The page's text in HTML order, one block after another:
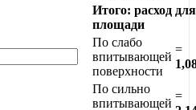
Итого: расход
площади
По слабо
впитывающей
поверхности
=
По сильно
впитывающей
=